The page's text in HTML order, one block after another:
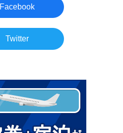
Facebook
Twitter